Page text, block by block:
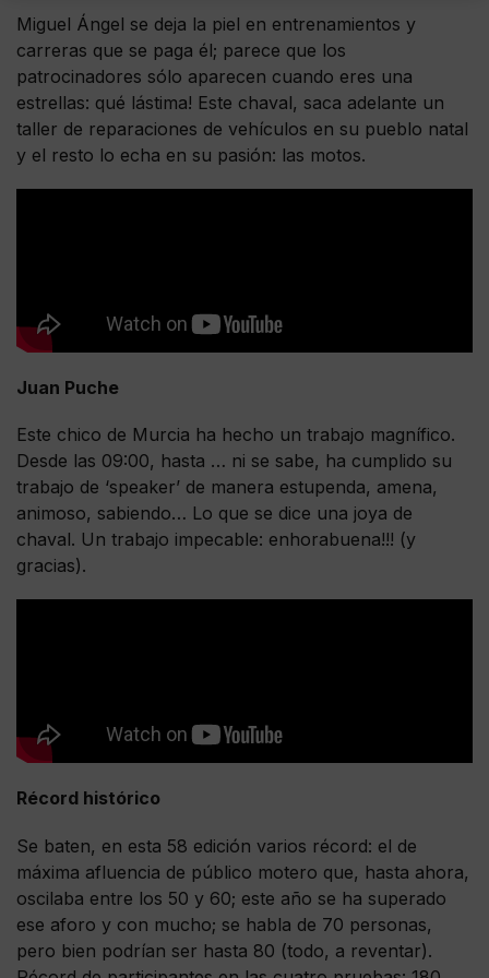
Miguel Ángel se deja la piel en entrenamientos y
carreras que se paga él; parece que los
patrocinadores sólo aparecen cuando eres una
estrellas: qué lástima! Este chaval, saca adelante un
taller de reparaciones de vehículos en su pueblo natal
y el resto lo echa en su pasión: las motos.
Juan Puche
Este chico de Murcia ha hecho un trabajo magnífico.
Desde las 09:00, hasta … ni se sabe, ha cumplido su
trabajo de ‘speaker’ de manera estupenda, amena,
animoso, sabiendo… Lo que se dice una joya de
chaval. Un trabajo impecable: enhorabuena!!! (y
gracias).
Récord histórico
Se baten, en esta 58 edición varios récord: el de
máxima afluencia de público motero que, hasta ahora,
oscilaba entre los 50 y 60; este año se ha superado
ese aforo y con mucho; se habla de 70 personas,
pero bien podrían ser hasta 80 (todo, a reventar).